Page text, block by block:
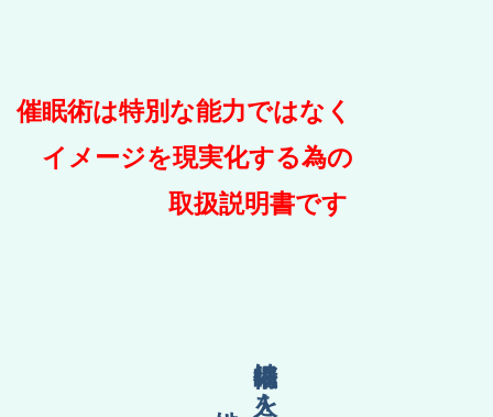
催眠術は特別な能力ではなく
イメージを現実化する為の
取扱説明書です